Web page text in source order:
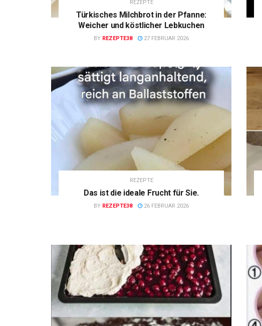
REZEPTE
Türkisches Milchbrot in der Pfanne:
Weicher und köstlicher Lebkuchen
BY REZEPTE38 27 FEBRUAR 2026
REZEPTE
Das ist die ideale Frucht für Sie.
BY REZEPTE38 26 FEBRUAR 2026